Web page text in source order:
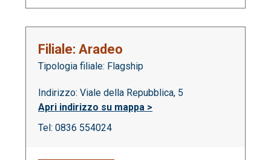
Filiale: Aradeo
Tipologia filiale: Flagship
Indirizzo: Viale della Repubblica, 5
Apri indirizzo su mappa >
Tel: 0836 554024